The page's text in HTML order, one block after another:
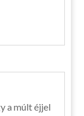
a múlt éjjel